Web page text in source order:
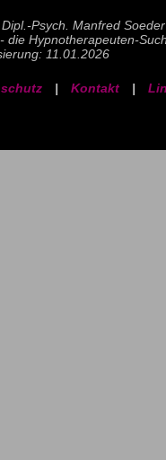
Psych. Manfred Soeder
die Hypnotherapeuten-
11.01.2026
| Kontakt |